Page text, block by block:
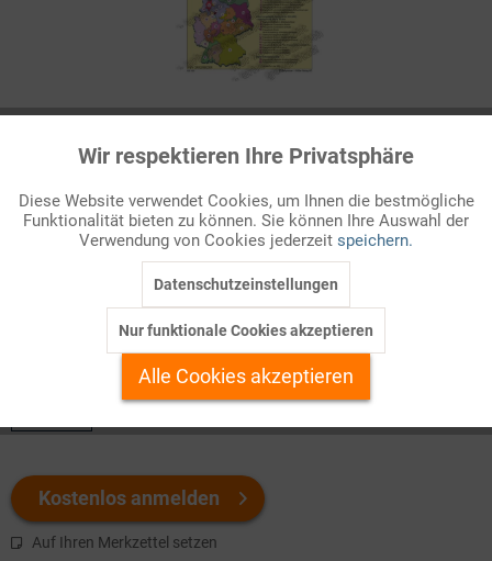
Die evangelischen Landeskirchen
Die Evangelische Kirche in Deutschland besteht aus 20
Landeskirchen, die – mit einer Ausnahme – auf ein bestimmtes
Welchen Download brauchen Sie?
Kostenlos anmelden
Auf Ihren Merkzettel setzen
Funktionale Aktiv
Marketing Inaktiv
Personalisierung Inaktiv
Service
Wir respektieren Ihre Privatsphäre
Diese Website verwendet Cookies, um Ihnen die bestmögliche
Funktionalität bieten zu können. Sie können Ihre Auswahl der
Verwendung von Cookies jederzeit speichern.
Datenschutzeinstellungen
Nur funktionale Cookies akzeptieren
Alle Cookies akzeptieren